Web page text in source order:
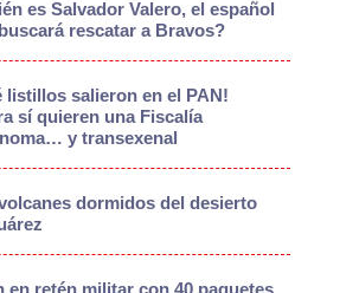
es Salvador Valero, el español
rescatar a Bravos?
listillos salieron en el PAN!
sí quieren una Fiscalía
y transexenal
dormidos del desierto